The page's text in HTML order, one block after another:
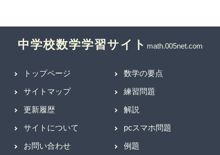
中学校数学学習サイト
トップページ
サイトマップ
更新履歴
サイトについて
お問い合わせ
数学の要点
練習問題
解説
pcスマホ問題
例題